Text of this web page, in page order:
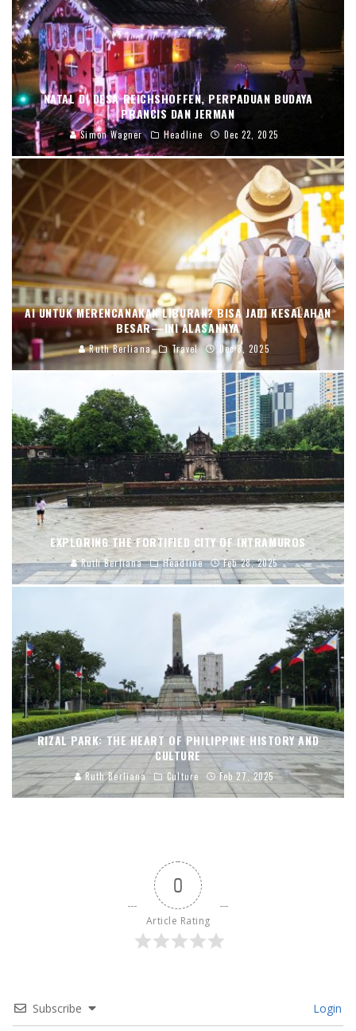
NATAL DI DESA REICHSHOFFEN, PERPADUAN BUDAYA
PRANCIS DAN JERMAN
Simon Wagner Headline Dec 22, 2025
AI UNTUK MERENCANAKAN LIBURAN? BISA JADI KESALAHAN
BESAR—INI ALASANNYA
Ruth Berliana Travel Dec 8, 2025
EXPLORING THE FORTIFIED CITY OF INTRAMUROS
Ruth Berliana Headline Feb 28, 2025
RIZAL PARK: THE HEART OF PHILIPPINE HISTORY AND
CULTURE
Ruth Berliana Culture Feb 27, 2025
0
Article Rating
Subscribe Login